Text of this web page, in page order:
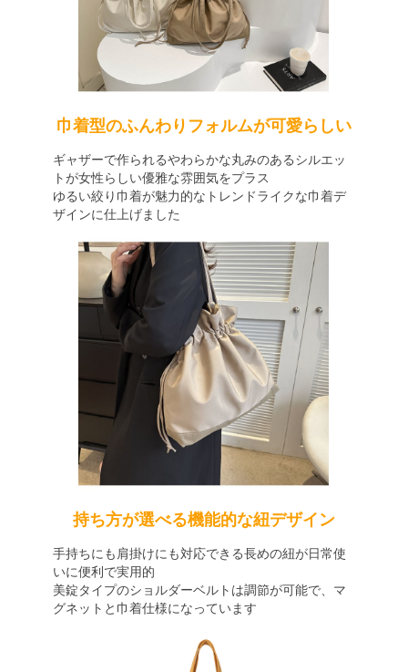
巾着型のふんわりフォルムが可愛らしい
ギャザーで作られるやわらかな丸みのあるシルエッ
トが女性らしい優雅な雰囲気をプラス
ゆるい絞り巾着が魅力的なトレンドライクな巾着デ
ザインに仕上げました
持ち方が選べる機能的な紐デザイン
手持ちにも肩掛けにも対応できる長めの紐が日常使
いに便利で実用的
美錠タイプのショルダーベルトは調節が可能で、マ
グネットと巾着仕様になっています